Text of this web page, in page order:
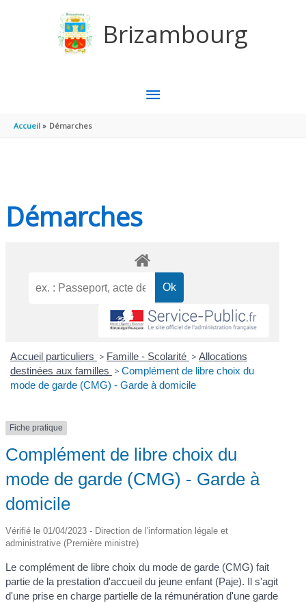
Brizambourg
MENU
Accueil Démarches
Démarches
Accueil particuliers > Famille - Scolarité > Allocations
destinées aux familles > Complément de libre choix du
mode de garde (CMG) - Garde à domicile
Fiche pratique
Complément de libre choix du
mode de garde (CMG) - Garde à
domicile
Vérifié le 01/04/2023 - Direction de l'information légale et
administrative (Première ministre)
Le complément de libre choix du mode de garde (CMG) fait
partie de la prestation d'accueil du jeune enfant (Paje). Il s'agit
d'une prise en charge partielle de la rémunération d'une garde